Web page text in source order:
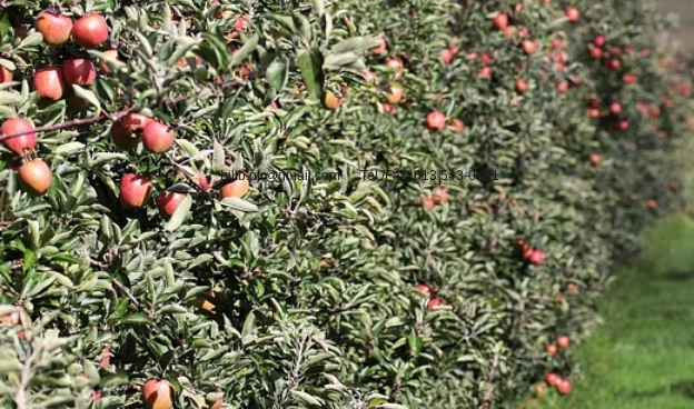
billb.otr@gmail.comTel./Fax 613 543-0491